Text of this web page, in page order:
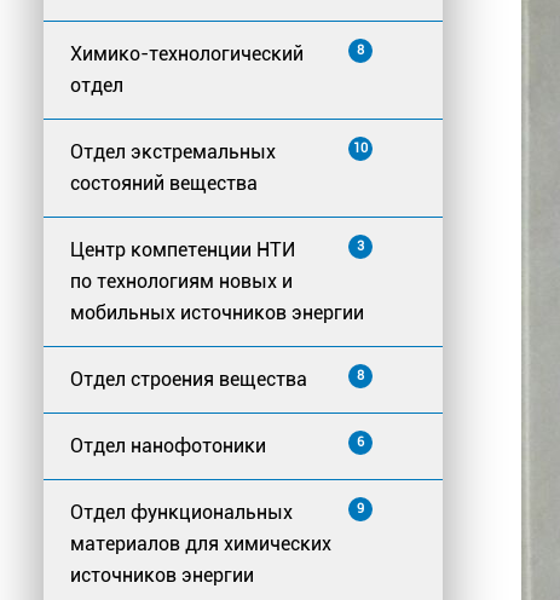
Химико-технологический
отдел
8
Отдел экстремальных
состояний вещества
10
Центр компетенции НТИ
по технологиям новых и
мобильных источников энергии
3
Отдел строения вещества 8
Отдел нанофотоники 6
Отдел функциональных
материалов для химических
источников энергии
9